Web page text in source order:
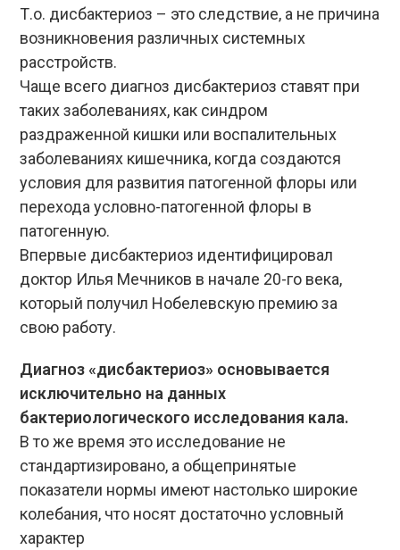
Т.о. дисбактериоз – это следствие, а не причина
возникновения различных системных
расстройств.
Чаще всего диагноз дисбактериоз ставят при
таких заболеваниях, как синдром
раздраженной кишки или воспалительных
заболеваниях кишечника, когда создаются
условия для развития патогенной флоры или
перехода условно-патогенной флоры в
патогенную.
Впервые дисбактериоз идентифицировал
доктор Илья Мечников в начале 20-го века,
который получил Нобелевскую премию за
свою работу.
Диагноз «дисбактериоз» основывается
исключительно на данных
бактериологического исследования кала.
В то же время это исследование не
стандартизировано, а общепринятые
показатели нормы имеют настолько широкие
колебания, что носят достаточно условный
характер